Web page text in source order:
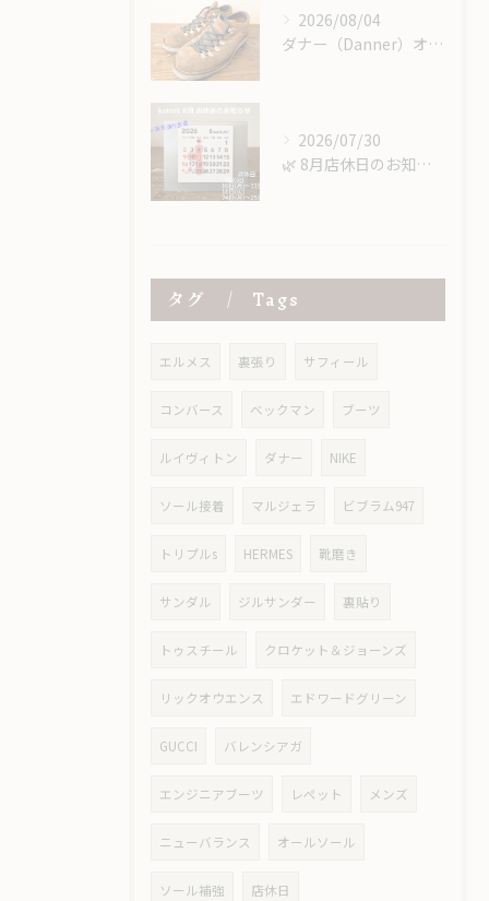
2026/08/04
ダナー（Danner）オールソール｜レザーミッドソール＆USビブラム＃148で重厚感あるカスタム修理
2026/07/30
​🌿 8月店休日のお知らせ 🌿
タグ Tags
エルメス 裏張り サフィール
コンバース ベックマン ブーツ
ルイヴィトン ダナー NIKE
ソール接着 マルジェラ ビブラム947
トリプルs HERMES 靴磨き
サンダル ジルサンダー 裏貼り
トゥスチール クロケット＆ジョーンズ
リックオウエンス エドワードグリーン
GUCCI バレンシアガ
エンジニアブーツ レペット メンズ
ニューバランス オールソール
ソール補強 店休日